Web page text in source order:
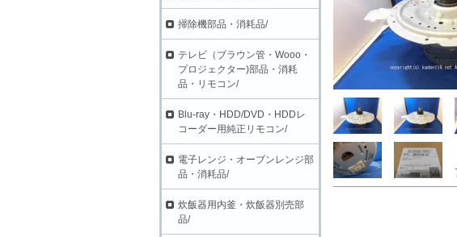
掃除機部品・消耗品/
テレビ（ブラウン管・Wooo・
プロジェクター)部品・消耗
品・リモコン/
Blu-ray・HDD/DVD・HDDレ
コーダー用純正リモコン/
電子レンジ・オーブンレンジ部
品・消耗品/
炊飯器用内釜・炊飯器別売部
品/